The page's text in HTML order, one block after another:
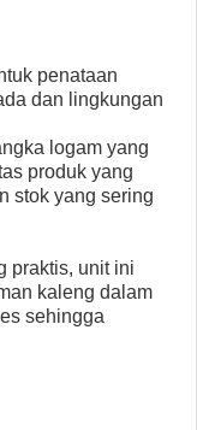
penataan
dan lingkungan
logam yang
produk yang
stok yang sering
praktis, unit ini
kaleng dalam
sehingga